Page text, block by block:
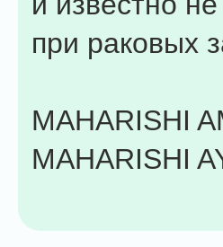
при раковых
MAHARISHI
MAHARISHI